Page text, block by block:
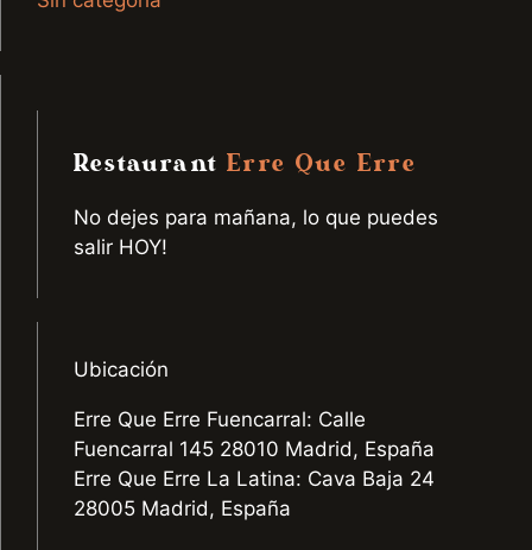
RestaurantErre Que Erre
No dejes para mañana, lo que puedes
salir HOY!
Ubicación
Erre Que Erre Fuencarral: Calle
Fuencarral 145 28010 Madrid, España
Erre Que Erre La Latina: Cava Baja 24
28005 Madrid, España